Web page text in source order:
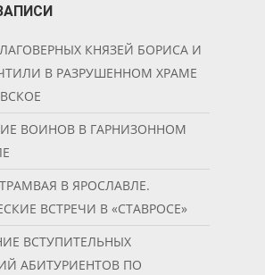
КНЯЗЕЙ БОРИСА И
В РАЗРУШЕННОМ ХРАМЕ
ВОИНОВ В ГАРНИЗОННОМ
В ЯРОСЛАВЛЕ.
ВСТРЕЧИ В «СТАВРОСЕ»
ВСТУПИТЕЛЬНЫХ
АБИТУРИЕНТОВ ПО